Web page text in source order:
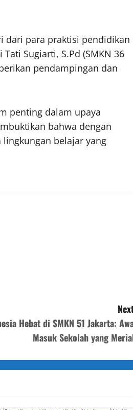
dari para praktisi pendidikan
Sugiarti, S.Pd (SMKN 36
pendampingan dan
penting dalam upaya
bahwa dengan
belajar yang
Hebat di SMKN 51 Jakarta:
Masuk Sekolah yang